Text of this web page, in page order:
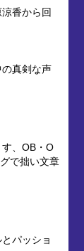
香から回
真剣な声
、OB・O
で拙い文章
パッショ